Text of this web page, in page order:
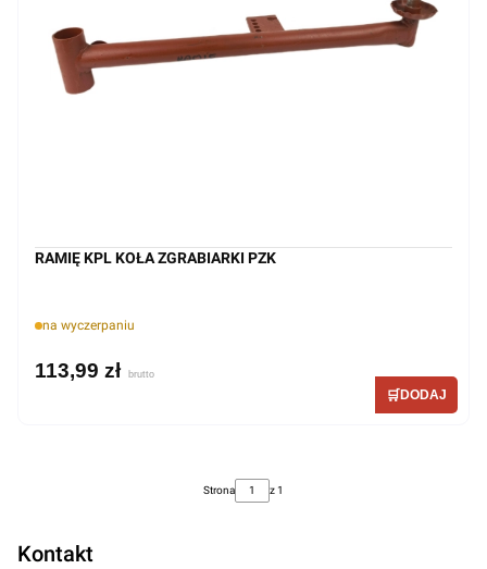
RAMIĘ KPL KOŁA ZGRABIARKI PZK
na wyczerpaniu
113,99 zł
Strona z 1
Kontakt